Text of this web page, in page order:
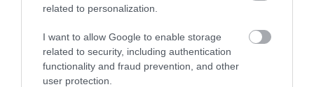
related to personalization.
I want to allow Google to enable storage
related to security, including authentication
functionality and fraud prevention, and other
user protection.